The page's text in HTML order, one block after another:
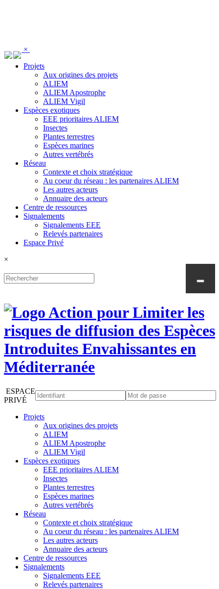
×
Projets
Aux origines des projets
ALIEM
ALIEM Apostrophe
ALIEM Vigil
Espèces exotiques
EEE prioritaires ALIEM
Insectes
Plantes terrestres
Espèces marines
Autres vertébrés
Réseau
Contexte et choix stratégique
Au coeur du réseau : les partenaires ALIEM
Les autres acteurs
Annuaire des acteurs
Centre de ressources
Signalements
Signalements EEE
Relevés partenaires
Espace Privé
×
ESPACE
PRIVÉ
Projets
Aux origines des projets
ALIEM
ALIEM Apostrophe
ALIEM Vigil
Espèces exotiques
EEE prioritaires ALIEM
Insectes
Plantes terrestres
Espèces marines
Autres vertébrés
Réseau
Contexte et choix stratégique
Au coeur du réseau : les partenaires ALIEM
Les autres acteurs
Annuaire des acteurs
Centre de ressources
Signalements
Signalements EEE
Relevés partenaires